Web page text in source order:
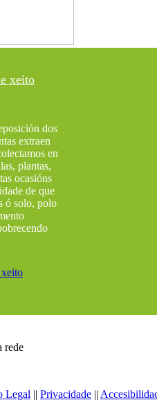
xeito
dos
extraen
en
plantas,
ocasións
de que
ó solo, polo
rede
Legal || Privacidade ||